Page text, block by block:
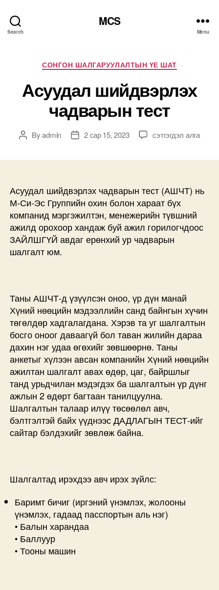
Search
MCS
Menu
Categories
СОНГОН ШАЛГАРУУЛАЛТЫН ҮЕ ШАТ
Асуудал шийдвэрлэх
чадварын тест
PostByadmin
Post2 сар 15, 2023
Асуудал
сэтгэгдэл алга
Асуудал шийдвэрлэх чадварын тест (АШЧТ) нь
М-Си-Эс Группийн охин болон хараат бүх
компанид мэргэжилтэн, менежерийн түвшний
ажилд орохоор хандаж буй ажил горилогчдоос
ЗАЙЛШГҮЙ авдаг ерөнхий ур чадварын
шалгалт юм.
Таны АШЧТ-д үзүүлсэн оноо, үр дүн манай
Хүний нөөцийн мэдээллийн санд байнгын хүчин
төгөлдөр хадгалагдана. Хэрэв та уг шалгалтын
босго оноог даваагүй бол таван жилийн дараа
дахин нэг удаа өгөхийг зөвшөөрнө. Таны
анкетыг хүлээн авсан компанийн Хүний нөөцийн
ажилтан шалгалт авах өдөр, цаг, байршлыг
танд урьдчилан мэдэгдэх ба шалгалтын үр дүнг
ажлын 2 өдөрт багтаан танилцуулна.
Шалгалтын талаар илүү төсөөлөл авч,
бэлтгэлтэй байх үүднээс ДАДЛАГЫН ТЕСТ-ийг
сайтар бэлдэхийг зөвлөж байна.
Шалгалтад ирэхдээ авч ирэх зүйлс:
Баримт бичиг (иргэний үнэмлэх, жолооны
үнэмлэх, гадаад пасспортын аль нэг)
• Балын харандаа
• Баллуур
• Тооны машин